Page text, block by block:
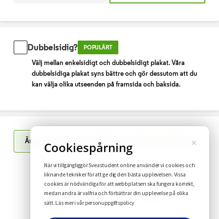
Dubbelsidig? POPULÄRT
Välj mellan enkelsidigt och dubbelsidigt plakat. Våra
dubbelsidiga plakat syns bättre och gör dessutom att du
kan välja olika utseenden på framsida och baksida.
Ändra din design i upp till 10 timmar efter genomfört köp
Har du funderingar?Se vanliga frågor
FAQ Leverans inom 1-2 veckor
×
Cookiespårning
När vi tillgängliggör Sveastudent online använder vi cookies och
liknande tekniker för att ge dig den bästa upplevelsen. Vissa
cookies är nödvändiga för att webbplatsen ska fungera korrekt,
medan andra är valfria och förbättrar din upplevelse på olika
sätt. Läs mer i vår personuppgiftspolicy